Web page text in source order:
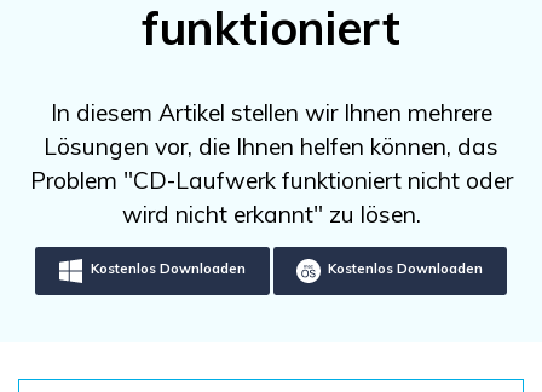
Unbegrenzte Daten vom Mac-System
wiederherstellen
Recoverit kostenlos
ALLE FUNKTIONEN ENTDECKEN
Sign In
search
funktioniert
In diesem Artikel stellen wir Ihnen mehrere
Lösungen vor, die Ihnen helfen können, das
Problem "CD-Laufwerk funktioniert nicht oder
wird nicht erkannt" zu lösen.
Kostenlos Downloaden Kostenlos Downloaden